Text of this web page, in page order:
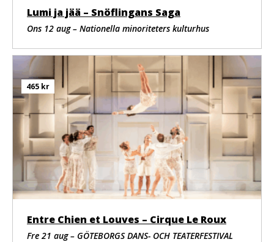
Ballhaus Prinzenallee Berlin
Chamäleon Berlin
DELUSIONAL ‘I killed a man’ stöds stolt av Zirkus ON
Creative Alliance, som finansieras av Commissioner for
Culture and Media of the Federal Government of Germany
genom programmet Promoting Connections inom Federal
Association of Independent Performing Arts (BFDK).
Lumi ja jää – Snöflingans Saga
Ons 12 aug – Nationella minoriteters kulturhus
465 kr
Entre Chien et Louves – Cirque Le Roux
Fre 21 aug – GÖTEBORGS DANS- OCH TEATERFESTIVAL